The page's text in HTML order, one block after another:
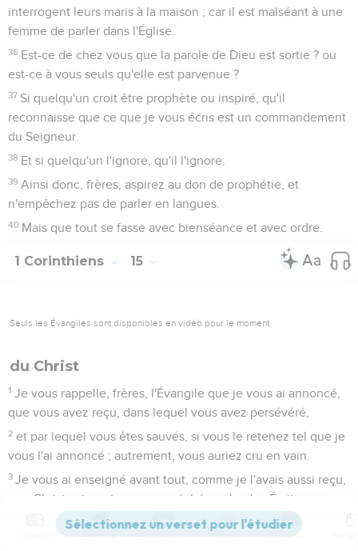
interrogent leurs maris à la maison ; car il est malséant à une
femme de parler dans l'Église.
36 Est-ce de chez vous que la parole de Dieu est sortie ? ou
est-ce à vous seuls qu'elle est parvenue ?
37 Si quelqu'un croit être prophète ou inspiré, qu'il
reconnaisse que ce que je vous écris est un commandement
du Seigneur.
38 Et si quelqu'un l'ignore, qu'il l'ignore.
39 Ainsi donc, frères, aspirez au don de prophétie, et
n'empêchez pas de parler en langues.
40 Mais que tout se fasse avec bienséance et avec ordre.
1 Corinthiens 15
Seuls les Évangiles sont disponibles en vidéo pour le moment.
du Christ
1 Je vous rappelle, frères, l'Évangile que je vous ai annoncé,
que vous avez reçu, dans lequel vous avez persévéré,
2 et par lequel vous êtes sauvés, si vous le retenez tel que je
vous l'ai annoncé ; autrement, vous auriez cru en vain.
3 Je vous ai enseigné avant tout, comme je l'avais aussi reçu,
que Christ est mort pour nos péchés, selon les Écritures ;
qu'il a été enseveli, et qu'il est ressuscité le troisième jour,
Versions Commentaires Strong